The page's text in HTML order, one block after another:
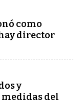
como
director
y
del